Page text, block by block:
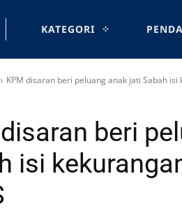
KATEGORI
KPM disaran beri peluang anak jati Sabah
beri
isi